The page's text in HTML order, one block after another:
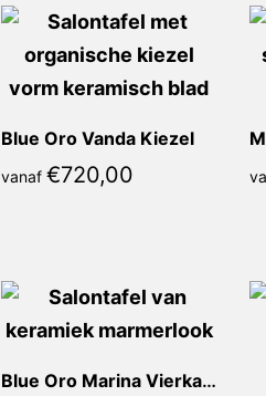
Blue Oro Vanda Kiezel
vanaf €720,00
Blue Oro Marina Vierkant